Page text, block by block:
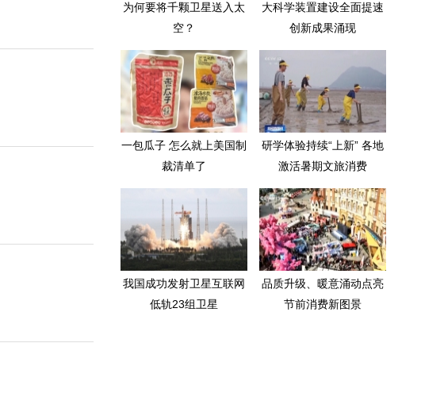
为何要将千颗卫星送入太
空？
大科学装置建设全面提速
创新成果涌现
一包瓜子 怎么就上美国制
裁清单了
研学体验持续“上新” 各地
激活暑期文旅消费
我国成功发射卫星互联网
低轨23组卫星
品质升级、暖意涌动点亮
节前消费新图景